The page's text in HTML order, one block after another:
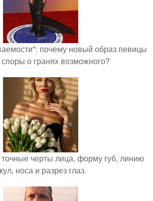
почему новый образ певицы
о гранях возможного?
черты лица, форму губ, линию
носа и разрез глаз.